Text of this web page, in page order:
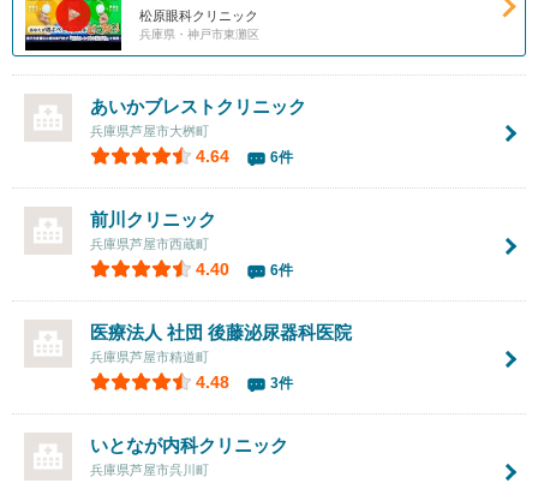
松原眼科クリニック
兵庫県・神戸市東灘区
あいかブレストクリニック
兵庫県芦屋市大桝町
4.64 6件
前川クリニック
兵庫県芦屋市西蔵町
4.40 6件
医療法人 社団 後藤泌尿器科医院
兵庫県芦屋市精道町
4.48 3件
いとなが内科クリニック
兵庫県芦屋市呉川町